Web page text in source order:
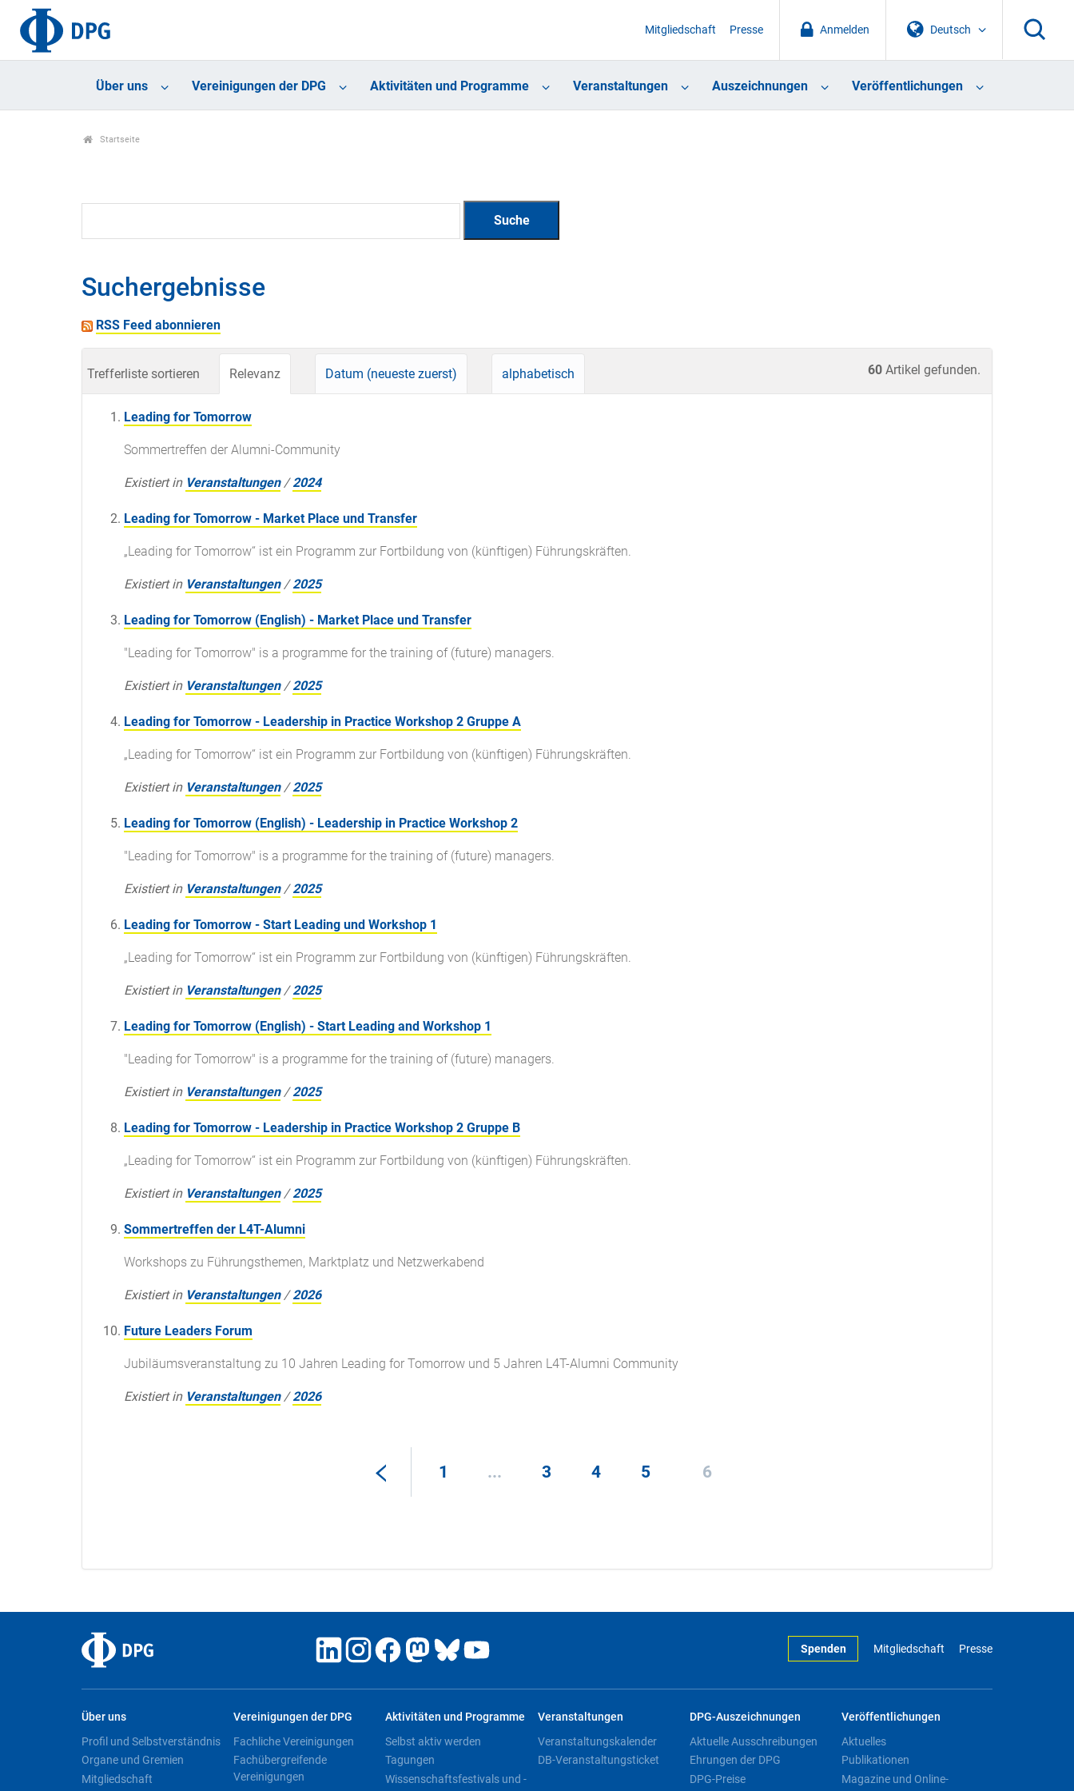
Deutsch
Anmelden
Mitgliedschaft Presse
Über uns Vereinigungen der DPG Aktivitäten und Programme Veranstaltungen Auszeichnungen Veröffentlichungen
Startseite
Suchergebnisse
RSS Feed abonnieren
60 Artikel gefunden.
Trefferliste sortieren Relevanz Datum (neueste zuerst) alphabetisch
Leading for Tomorrow
Sommertreffen der Alumni-Community
Existiert in Veranstaltungen /2024
Leading for Tomorrow - Market Place und Transfer
„Leading for Tomorrow“ ist ein Programm zur Fortbildung von (künftigen) Führungskräften.
Existiert in Veranstaltungen /2025
Leading for Tomorrow (English) - Market Place und Transfer
"Leading for Tomorrow" is a programme for the training of (future) managers.
Existiert in Veranstaltungen /2025
Leading for Tomorrow - Leadership in Practice Workshop 2 Gruppe A
„Leading for Tomorrow“ ist ein Programm zur Fortbildung von (künftigen) Führungskräften.
Existiert in Veranstaltungen /2025
Leading for Tomorrow (English) - Leadership in Practice Workshop 2
"Leading for Tomorrow" is a programme for the training of (future) managers.
Existiert in Veranstaltungen /2025
Leading for Tomorrow - Start Leading und Workshop 1
„Leading for Tomorrow“ ist ein Programm zur Fortbildung von (künftigen) Führungskräften.
Existiert in Veranstaltungen /2025
Leading for Tomorrow (English) - Start Leading and Workshop 1
"Leading for Tomorrow" is a programme for the training of (future) managers.
Existiert in Veranstaltungen /2025
Leading for Tomorrow - Leadership in Practice Workshop 2 Gruppe B
„Leading for Tomorrow“ ist ein Programm zur Fortbildung von (künftigen) Führungskräften.
Existiert in Veranstaltungen /2025
Sommertreffen der L4T-Alumni
Workshops zu Führungsthemen, Marktplatz und Netzwerkabend
Existiert in Veranstaltungen /2026
Future Leaders Forum
Jubiläumsveranstaltung zu 10 Jahren Leading for Tomorrow und 5 Jahren L4T-Alumni Community
Existiert in Veranstaltungen /2026
1 ... 3 4 5 6
Spenden Mitgliedschaft Presse
Über uns
Profil und Selbstverständnis
Organe und Gremien
Mitgliedschaft
Vereinigungen der DPG
Fachliche Vereinigungen
Fachübergreifende
Vereinigungen
Aktivitäten und Programme
Selbst aktiv werden
Tagungen
Wissenschaftsfestivals und -
Veranstaltungen
Veranstaltungskalender
DB-Veranstaltungsticket
DPG-Auszeichnungen
Aktuelle Ausschreibungen
Ehrungen der DPG
DPG-Preise
Veröffentlichungen
Aktuelles
Publikationen
Magazine und Online-